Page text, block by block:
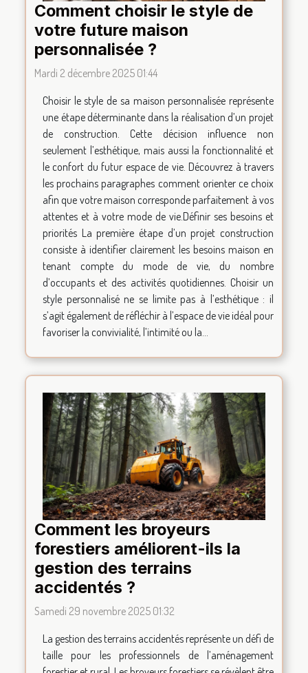
Comment choisir le style de
votre future maison
personnalisée ?
Mardi 2 décembre 2025 01:44
Choisir le style de sa maison personnalisée représente
une étape déterminante dans la réalisation d’un projet
de construction. Cette décision influence non
seulement l’esthétique, mais aussi la fonctionnalité et
le confort du futur espace de vie. Découvrez à travers
les prochains paragraphes comment orienter ce choix
afin que votre maison corresponde parfaitement à vos
attentes et à votre mode de vie.Définir ses besoins et
priorités La première étape d’un projet construction
consiste à identifier clairement les besoins maison en
tenant compte du mode de vie, du nombre
d’occupants et des activités quotidiennes. Choisir un
style personnalisé ne se limite pas à l’esthétique : il
s’agit également de réfléchir à l’espace de vie idéal pour
favoriser la convivialité, l’intimité ou la...
Comment les broyeurs
forestiers améliorent-ils la
gestion des terrains
accidentés ?
Samedi 29 novembre 2025 01:32
La gestion des terrains accidentés représente un défi de
taille pour les professionnels de l’aménagement